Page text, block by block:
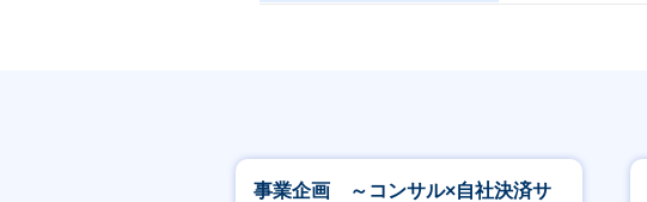
事業企画 ～コンサル×自社決済サ